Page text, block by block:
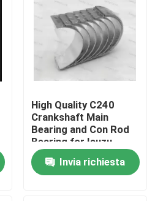
High Quality C240
Crankshaft Main
Bearing and Con Rod
Bearing for Isuzu
Motor Diesel Engine
Part
Invia richiesta